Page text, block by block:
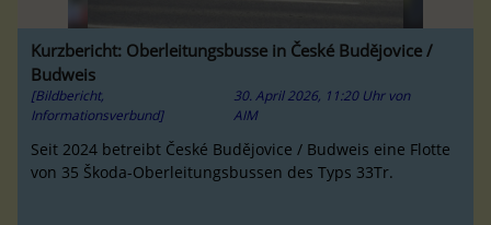
Kurzbericht: Oberleitungsbusse in České Budějovice /
Budweis
[Bildbericht,
Informationsverbund]
30. April 2026, 11:20 Uhr von
AIM
Seit 2024 betreibt České Budějovice / Budweis eine Flotte
von 35 Škoda-Oberleitungsbussen des Typs 33Tr.